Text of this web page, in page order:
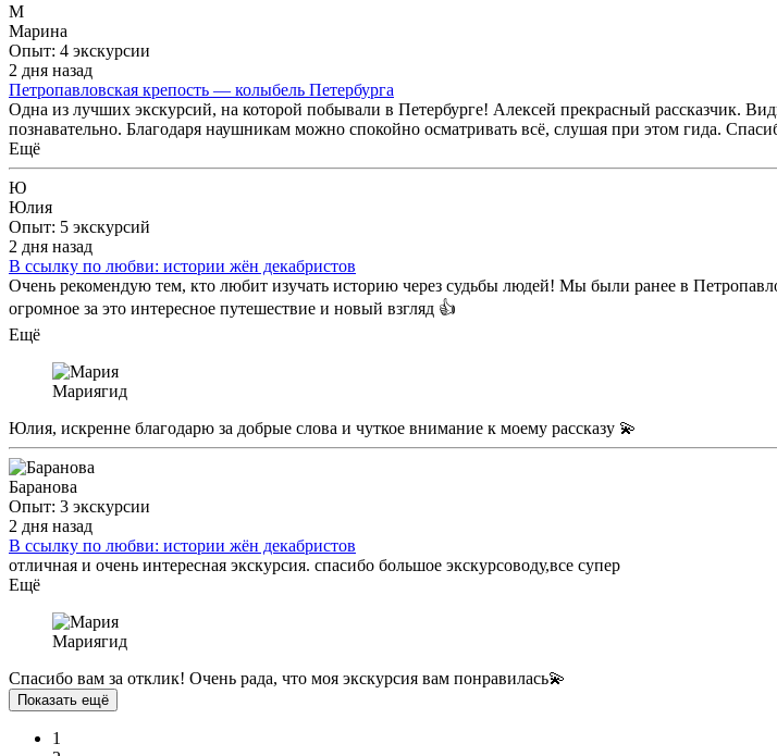
М
Марина
Опыт: 4 экскурсии
2 дня назад
Петропавловская крепость — колыбель Петербурга
Одна из лучших экскурсий, на которой побывали в Петербурге! Алексей прекрасный рассказчик.
познавательно. Благодаря наушникам можно спокойно осматривать всё, слушая при этом гида.
Ещё
Ю
Юлия
Опыт: 5 экскурсий
2 дня назад
В ссылку по любви: истории жён декабристов
Очень рекомендую тем, кто любит изучать историю через судьбы людей! Мы были ранее в
огромное за это интересное путешествие и новый взгляд 👍
Ещё
Мариягид
Юлия, искренне благодарю за добрые слова и чуткое внимание к моему рассказу 💫
Баранова
Опыт: 3 экскурсии
2 дня назад
В ссылку по любви: истории жён декабристов
отличная и очень интересная экскурсия. спасибо большое экскурсоводу,все супер
Ещё
Мариягид
Спасибо вам за отклик! Очень рада, что моя экскурсия вам понравилась💫
Показать ещё
1